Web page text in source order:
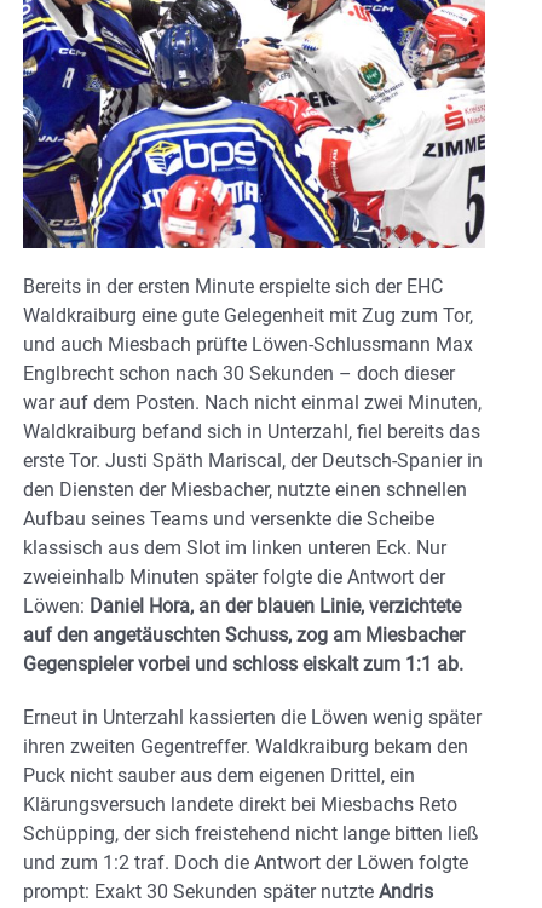
Bereits in der ersten Minute erspielte sich der EHC
Waldkraiburg eine gute Gelegenheit mit Zug zum Tor,
und auch Miesbach prüfte Löwen-Schlussmann Max
Englbrecht schon nach 30 Sekunden – doch dieser
war auf dem Posten. Nach nicht einmal zwei Minuten,
Waldkraiburg befand sich in Unterzahl, fiel bereits das
erste Tor. Justi Späth Mariscal, der Deutsch-Spanier in
den Diensten der Miesbacher, nutzte einen schnellen
Aufbau seines Teams und versenkte die Scheibe
klassisch aus dem Slot im linken unteren Eck. Nur
zweieinhalb Minuten später folgte die Antwort der
Löwen: Daniel Hora, an der blauen Linie, verzichtete
auf den angetäuschten Schuss, zog am Miesbacher
Gegenspieler vorbei und schloss eiskalt zum 1:1 ab.
Erneut in Unterzahl kassierten die Löwen wenig später
ihren zweiten Gegentreffer. Waldkraiburg bekam den
Puck nicht sauber aus dem eigenen Drittel, ein
Klärungsversuch landete direkt bei Miesbachs Reto
Schüpping, der sich freistehend nicht lange bitten ließ
und zum 1:2 traf. Doch die Antwort der Löwen folgte
prompt: Exakt 30 Sekunden später nutzte Andris